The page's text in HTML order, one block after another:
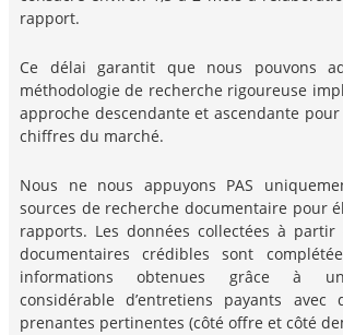
rapport.
Ce délai garantit que nous pouvons
méthodologie de recherche rigoureuse
approche descendante et ascendante
chiffres du marché.
Nous ne nous appuyons PAS
sources de recherche documentaire pour
rapports. Les données collectées à partir
documentaires crédibles sont
informations obtenues grâce à
considérable d’entretiens payants avec
prenantes pertinentes (côté offre et côté